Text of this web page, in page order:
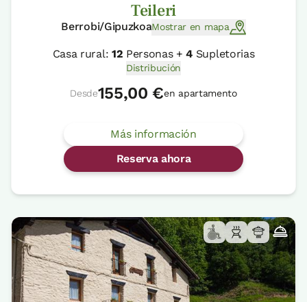
Teileri
Berrobi/GipuzkoaMostrar en mapa
Casa rural: 12 Personas +4 Supletorias
Distribución
Desde155,00 €en apartamento
Más información
Reserva ahora